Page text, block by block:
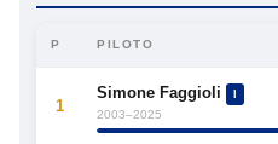
P PILOTO
1
Simone Faggioli
2003–2025